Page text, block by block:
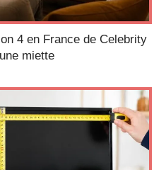
4 en France de Celebrity
miette